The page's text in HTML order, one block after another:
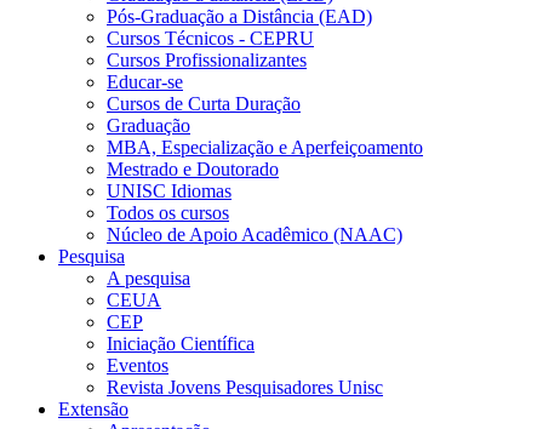
Pós-Graduação a Distância (EAD)
Cursos Técnicos - CEPRU
Cursos Profissionalizantes
Educar-se
Cursos de Curta Duração
Graduação
MBA, Especialização e Aperfeiçoamento
Mestrado e Doutorado
UNISC Idiomas
Todos os cursos
Núcleo de Apoio Acadêmico (NAAC)
Pesquisa
A pesquisa
CEUA
CEP
Iniciação Científica
Eventos
Revista Jovens Pesquisadores Unisc
Extensão